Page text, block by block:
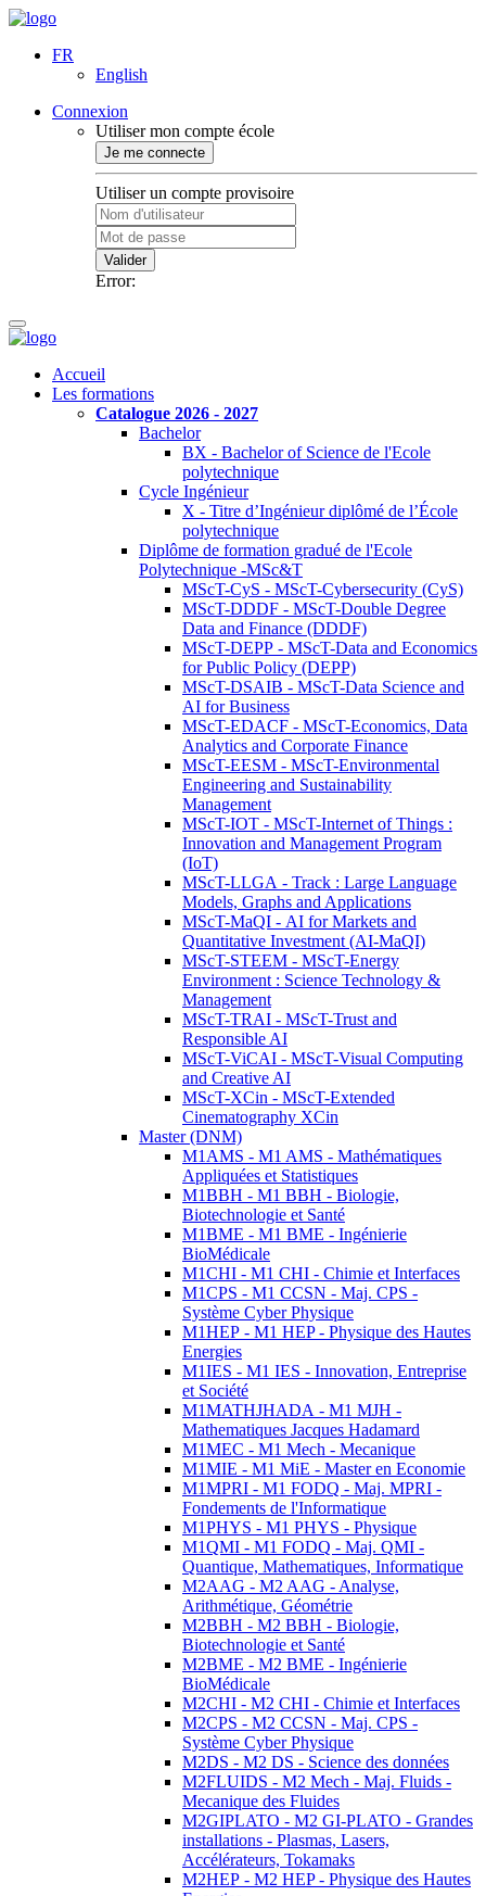
FR
English
Connexion
Utiliser mon compte école
Je me connecte
Utiliser un compte provisoire
Valider
Error:
Accueil
Les formations
Catalogue 2026 - 2027
Bachelor
BX - Bachelor of Science de l'Ecole
polytechnique
Cycle Ingénieur
X - Titre d’Ingénieur diplômé de l’École
polytechnique
Diplôme de formation gradué de l'Ecole
Polytechnique -MSc&T
MScT-CyS - MScT-Cybersecurity (CyS)
MScT-DDDF - MScT-Double Degree
Data and Finance (DDDF)
MScT-DEPP - MScT-Data and Economics
for Public Policy (DEPP)
MScT-DSAIB - MScT-Data Science and
AI for Business
MScT-EDACF - MScT-Economics, Data
Analytics and Corporate Finance
MScT-EESM - MScT-Environmental
Engineering and Sustainability
Management
MScT-IOT - MScT-Internet of Things :
Innovation and Management Program
(IoT)
MScT-LLGA - Track : Large Language
Models, Graphs and Applications
MScT-MaQI - AI for Markets and
Quantitative Investment (AI-MaQI)
MScT-STEEM - MScT-Energy
Environment : Science Technology &
Management
MScT-TRAI - MScT-Trust and
Responsible AI
MScT-ViCAI - MScT-Visual Computing
and Creative AI
MScT-XCin - MScT-Extended
Cinematography XCin
Master (DNM)
M1AMS - M1 AMS - Mathématiques
Appliquées et Statistiques
M1BBH - M1 BBH - Biologie,
Biotechnologie et Santé
M1BME - M1 BME - Ingénierie
BioMédicale
M1CHI - M1 CHI - Chimie et Interfaces
M1CPS - M1 CCSN - Maj. CPS -
Système Cyber Physique
M1HEP - M1 HEP - Physique des Hautes
Energies
M1IES - M1 IES - Innovation, Entreprise
et Société
M1MATHJHADA - M1 MJH -
Mathematiques Jacques Hadamard
M1MEC - M1 Mech - Mecanique
M1MIE - M1 MiE - Master en Economie
M1MPRI - M1 FODQ - Maj. MPRI -
Fondements de l'Informatique
M1PHYS - M1 PHYS - Physique
M1QMI - M1 FODQ - Maj. QMI -
Quantique, Mathematiques, Informatique
M2AAG - M2 AAG - Analyse,
Arithmétique, Géométrie
M2BBH - M2 BBH - Biologie,
Biotechnologie et Santé
M2BME - M2 BME - Ingénierie
BioMédicale
M2CHI - M2 CHI - Chimie et Interfaces
M2CPS - M2 CCSN - Maj. CPS -
Système Cyber Physique
M2DS - M2 DS - Science des données
M2FLUIDS - M2 Mech - Maj. Fluids -
Mecanique des Fluides
M2GIPLATO - M2 GI-PLATO - Grandes
installations - Plasmas, Lasers,
Accélérateurs, Tokamaks
M2HEP - M2 HEP - Physique des Hautes